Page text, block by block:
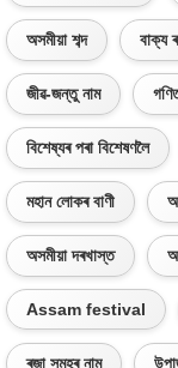
অসমীয়া শব্দ বাক্য
জীৱ-জন্তু নাম
বিশেষ্যৰ পৰা বিশেষণলৈ
মহান লোকৰ বাণী
অসমীয়া দৰখাস্ত
Assam festival
ৰজা সমূহৰ নাম